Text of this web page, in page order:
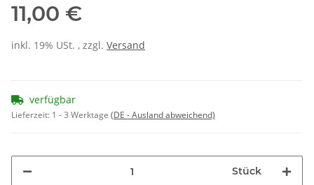
11,00 €
inkl. 19% USt. , zzgl. Versand
verfügbar
Lieferzeit: 1 - 3 Werktage (DE - Ausland abweichend)
Stück